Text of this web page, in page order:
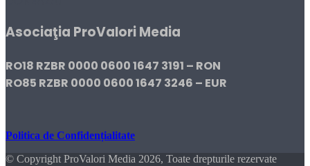
Asociaţia ProValori Media
RO18 RZBR 0000 0600 1647 3191 – RON
RO85 RZBR 0000 0600 1647 3246 – EUR
Politica de Confidențialitate
© Copyright ProValori Media 2026, Toate drepturile rezervate